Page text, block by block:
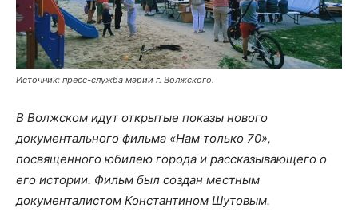
Источник: пресс-служба мэрии г. Волжского.
В Волжском идут открытые показы нового
документального фильма «Нам только 70»,
посвященного юбилею города и рассказывающего о
его истории. Фильм был создан местным
документалистом Константином Шутовым.